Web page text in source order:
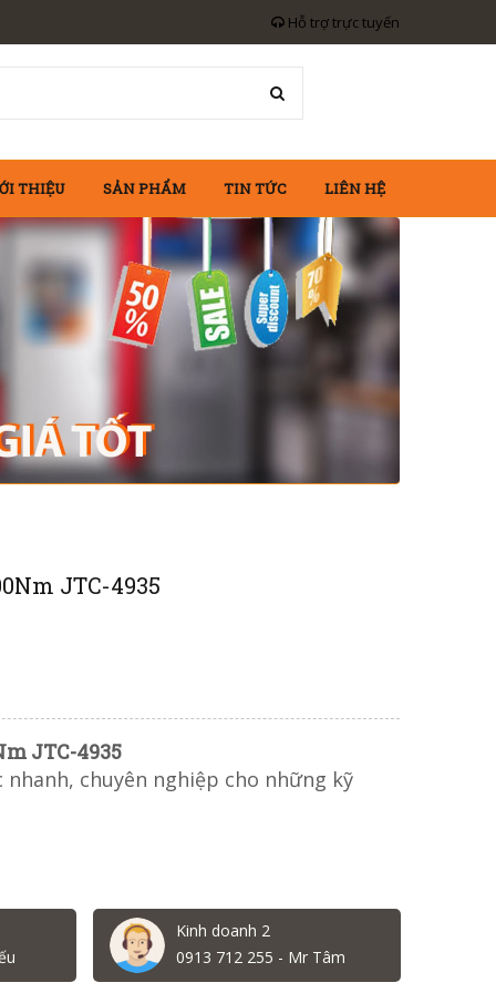
Hỗ trợ trực tuyến
THIỆU SẢN PHẨM TIN TỨC LIÊN HỆ
JTC-4935
JTC-4935
chuyên nghiệp cho những kỹ
Kinh doanh 2
0913 712 255 - Mr Tâm